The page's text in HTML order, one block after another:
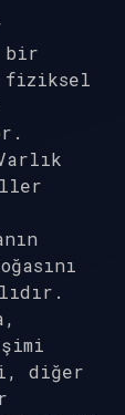
bir
fiziksel
diğer